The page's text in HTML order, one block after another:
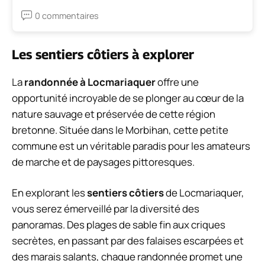
0 commentaires
Les sentiers côtiers à explorer
Larandonnée à Locmariaqueroffre une
opportunité incroyable de se plonger au cœur de la
nature sauvage et préservée de cette région
bretonne. Située dans le Morbihan, cette petite
commune est un véritable paradis pour les amateurs
de marche et de paysages pittoresques.
En explorant lessentiers côtiersde Locmariaquer,
vous serez émerveillé par la diversité des
panoramas. Des plages de sable fin aux criques
secrètes, en passant par des falaises escarpées et
des marais salants, chaque randonnée promet une